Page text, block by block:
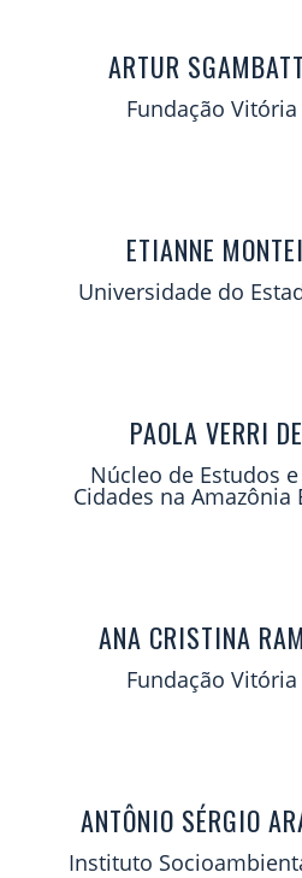
ARTUR
Fundação
ETIANNE
Universidade do
PAOLA VERRI
Núcleo de Estudos
Cidades na Amazônia
ANA CRISTINA
Fundação
ANTÔNIO SÉRGIO
Instituto